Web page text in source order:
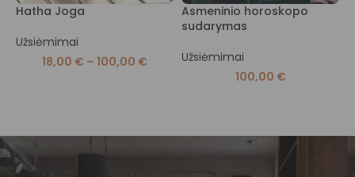
Hatha Joga
Užsiėmimai
18,00 € – 100,00 €
Asmeninio horoskopo
sudarymas
Užsiėmimai
100,00 €